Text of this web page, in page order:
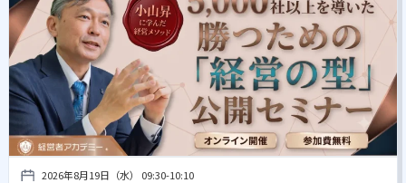
2026年8月19日（水） 09:30-10:10